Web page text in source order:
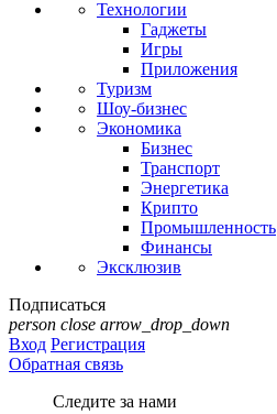
Технологии
Гаджеты
Игры
Приложения
Туризм
Шоу-бизнес
Экономика
Бизнес
Транспорт
Энергетика
Крипто
Промышленность
Финансы
Эксклюзив
Подписаться
person close arrow_drop_down
Вход Регистрация
Обратная связь
Следите за нами